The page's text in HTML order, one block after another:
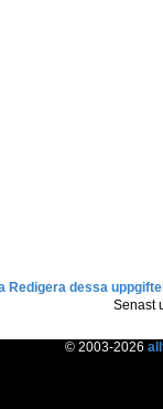
Redigera dessa
Senast
© 2003-2026